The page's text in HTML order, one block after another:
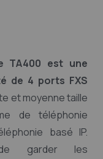
TA400 est une
de 4 ports FXS
et moyenne taille
de téléphonie
basé IP.
garder les